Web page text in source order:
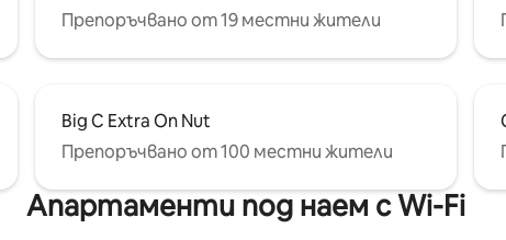
Препоръчвано от 19 местни жители
Big C Extra On Nut
Препоръчвано от 100 местни жители
Апартаменти под наем с Wi-Fi